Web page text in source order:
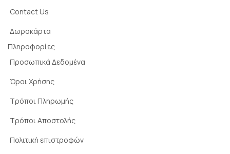
Contact Us
Δωροκάρτα
Πληροφορίες
Προσωπικά Δεδομένα
Όροι Χρήσης
Τρόποι Πληρωμής
Τρόποι Αποστολής
Πολιτική επιστροφών